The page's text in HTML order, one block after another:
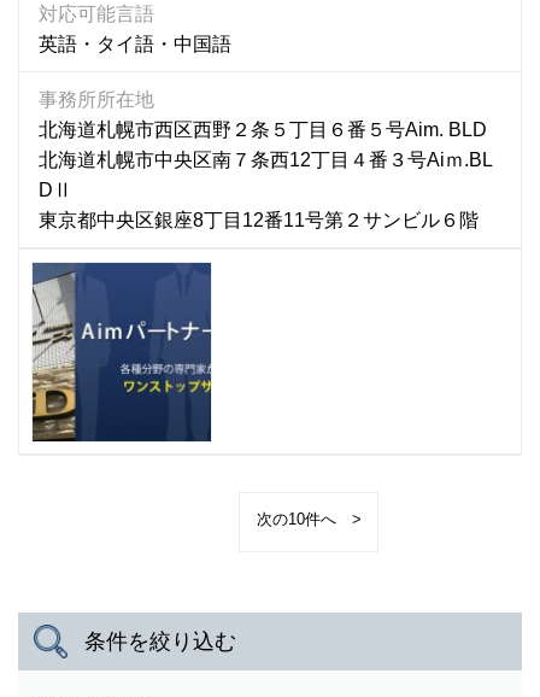
対応可能言語
英語・タイ語・中国語
事務所所在地
北海道札幌市西区西野２条５丁目６番５号Aim. BLD
北海道札幌市中央区南７条西12丁目４番３号Aiｍ.BL
DⅡ
東京都中央区銀座8丁目12番11号第２サンビル６階
>
条件を絞り込む